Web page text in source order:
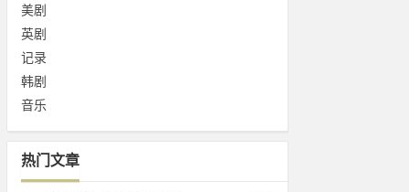
美剧
英剧
记录
韩剧
音乐
热门文章